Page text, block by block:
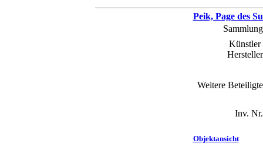
Peik, Page des
Künstler
Weitere
Inv.
Objektansicht